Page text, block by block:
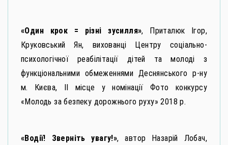
«Один крок = різні зусилля», Приталюк Ігор,
Круковський Ян, вихованці Центру соціально-
психологічної реабілітації дітей та молоді з
функціональними обмеженнями Деснянського р-ну
м. Києва, ІІ місце у номінації Фото конкурсу
«Молодь за безпеку дорожнього руху» 2018 р.
«Водії! Зверніть увагу!», автор Назарій Лобач,